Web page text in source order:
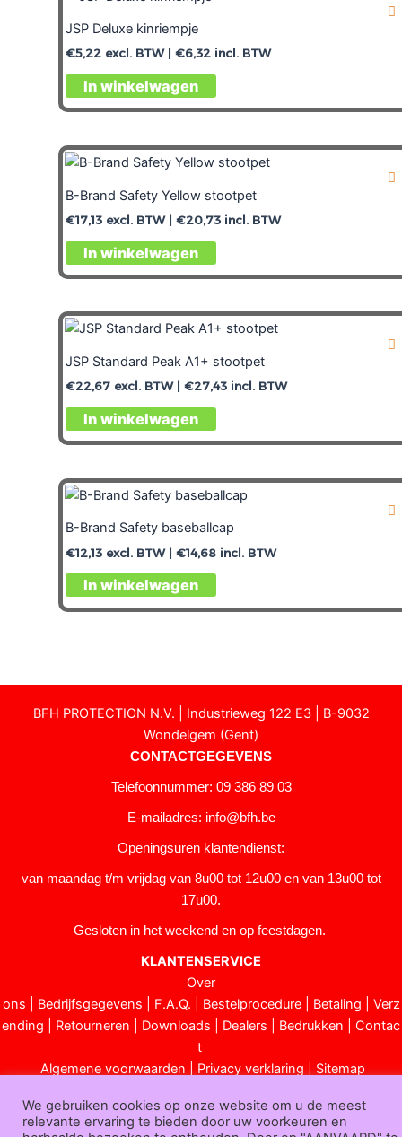
JSP Deluxe kinriempje
€5,22 excl. BTW | €6,32 incl. BTW
In winkelwagen
B-Brand Safety Yellow stootpet
€17,13 excl. BTW | €20,73 incl. BTW
In winkelwagen
JSP Standard Peak A1+ stootpet
€22,67 excl. BTW | €27,43 incl. BTW
In winkelwagen
B-Brand Safety baseballcap
€12,13 excl. BTW | €14,68 incl. BTW
In winkelwagen
BFH PROTECTION N.V. | Industrieweg 122 E3 | B-9032
Wondelgem (Gent)
CONTACTGEGEVENS
Telefoonnummer: 09 386 89 03
E-mailadres: info@bfh.be
Openingsuren klantendienst:
van maandag t/m vrijdag van 8u00 tot 12u00 en van 13u00 tot
17u00.
Gesloten in het weekend en op feestdagen.
KLANTENSERVICE
Over
ons
Bedrijfsgegevens F.A.Q. Bestelprocedure| Betaling
Verz
ending
Retourneren Downloads Dealers Bedrukken
Contac
t
Algemene voorwaarden
Privacy verklaring
Sitemap
We gebruiken cookies op onze website om u de meest
relevante ervaring te bieden door uw voorkeuren en